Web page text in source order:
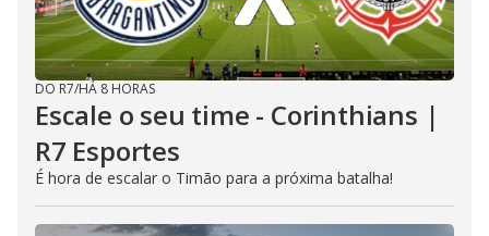
DO R7/HÁ 8 HORAS
Escale o seu time - Corinthians |
R7 Esportes
É hora de escalar o Timão para a próxima batalha!